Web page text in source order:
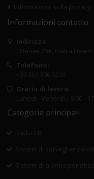
Informazioni sulla privacy
Informazioni contatto
Indirizzo:
Olteniei 26A, Piatra
Telefono:
+39 331 396 5239
Orario di lavoro:
Lunedi - Venerdi / 8:00 -
Categorie principali
Radio CB
Sistemi di sorveglianza
Sistemi di alarme per